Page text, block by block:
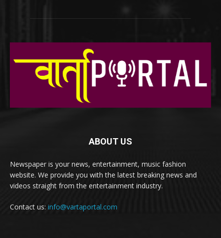
ABOUT US
Newspaper is your news, entertainment, music fashion
website. We provide you with the latest breaking news and
videos straight from the entertainment industry.
Contact us: info@vartaportal.com